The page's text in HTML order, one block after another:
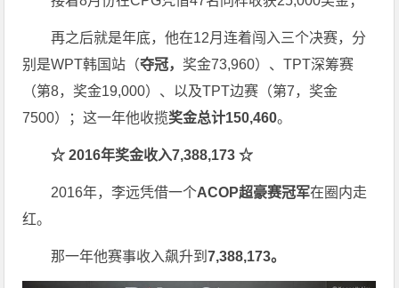
再之后就是年底，他在12月连着闯入三个决赛，分
别是WPT韩国站（夺冠， 奖金73,960）、TPT深筹赛
（第8，奖金19,000）、以及TPT边赛（第7，奖金
7500）；这一年他收揽奖金总计150,460。
☆ 2016年奖金收入7,388,173☆
2016年，李远凭借一个ACOP超豪赛冠军在圈内走
红。
那一年他赛事收入飙升到7,388,173。